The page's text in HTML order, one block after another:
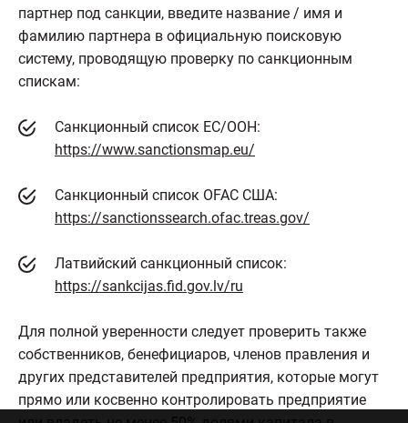
партнер под санкции, введите название / имя и
фамилию партнера в официальную поисковую
систему, проводящую проверку по санкционным
спискам:
Санкционный список ЕС/ООН:
https://www.sanctionsmap.eu/
Санкционный список OFAC США:
https://sanctionssearch.ofac.treas.gov/
Латвийский санкционный список:
https://sankcijas.fid.gov.lv/ru
Для полной уверенности следует проверить также
собственников, бенефициаров, членов правления и
других представителей предприятия, которые могут
прямо или косвенно контролировать предприятие